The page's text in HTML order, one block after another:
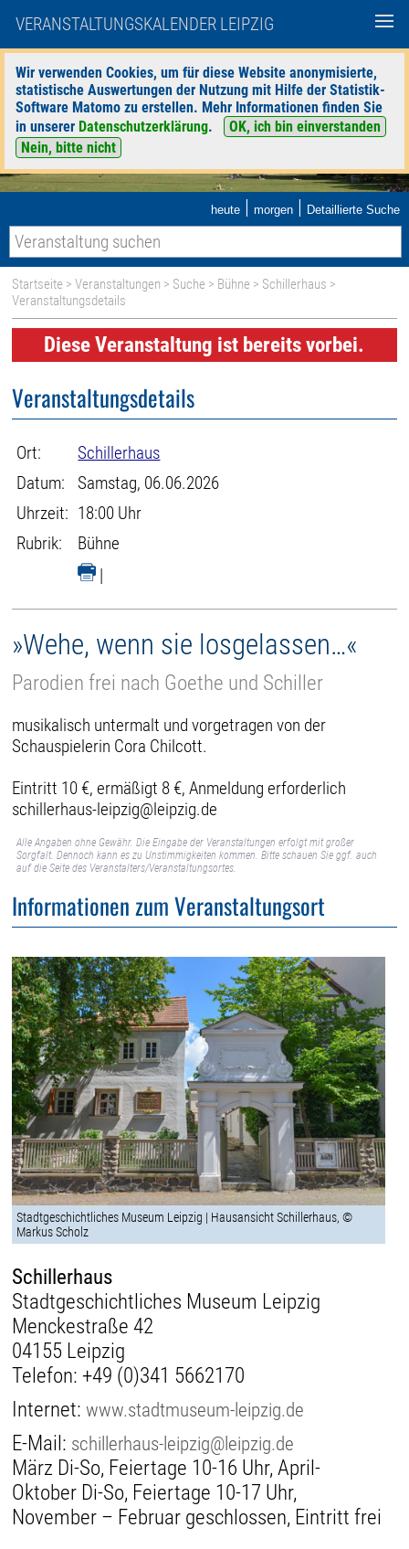
VERANSTALTUNGSKALENDER LEIPZIG
Wir verwenden Cookies, um für diese Website anonymisierte,
statistische Auswertungen der Nutzung mit Hilfe der Statistik-
Software Matomo zu erstellen. Mehr Informationen finden Sie
in unserer Datenschutzerklärung.
OK, ich bin einverstanden
Nein, bitte nicht
heute | morgen | Detaillierte Suche
Startseite >Veranstaltungen > Suche > Bühne > Schillerhaus >
Veranstaltungsdetails
Diese Veranstaltung ist bereits vorbei.
Veranstaltungsdetails
Ort:
Schillerhaus
Datum:
Samstag, 06.06.2026
Uhrzeit: 18:00 Uhr
Rubrik:
Bühne
|
»Wehe, wenn sie losgelassen…«
Parodien frei nach Goethe und Schiller
musikalisch untermalt und vorgetragen von der
Schauspielerin Cora Chilcott.
Eintritt 10 €, ermäßigt 8 €, Anmeldung erforderlich
schillerhaus-leipzig@leipzig.de
Alle Angaben ohne Gewähr. Die Eingabe der Veranstaltungen erfolgt mit großer
Sorgfalt. Dennoch kann es zu Unstimmigkeiten kommen. Bitte schauen Sie ggf. auch
auf die Seite des Veranstalters/Veranstaltungsortes.
Informationen zum Veranstaltungsort
Stadtgeschichtliches Museum Leipzig | Hausansicht Schillerhaus, ©
Markus Scholz
Schillerhaus
Stadtgeschichtliches Museum Leipzig
Menckestraße 42
04155 Leipzig
Telefon: +49 (0)341 5662170
Internet:www.stadtmuseum-leipzig.de
E-Mail: schillerhaus-leipzig@leipzig.de
März Di-So, Feiertage 10-16 Uhr, April-
Oktober Di-So, Feiertage 10-17 Uhr,
November – Februar geschlossen, Eintritt frei